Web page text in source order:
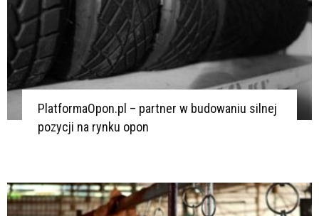
PlatformaOpon.pl – partner w budowaniu silnej
pozycji na rynku opon